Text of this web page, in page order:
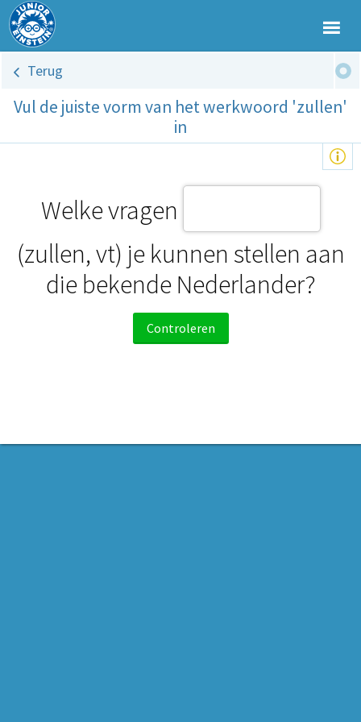
Terug
Vul de juiste vorm van het werkwoord 'zullen'
in
Welke vragen
(zullen, vt) je kunnen stellen aan
die bekende Nederlander?